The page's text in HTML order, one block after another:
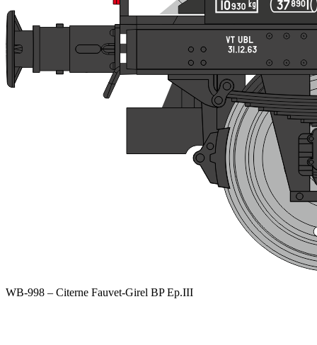
WB-998 – Citerne Fauvet-Girel BP Ep.III